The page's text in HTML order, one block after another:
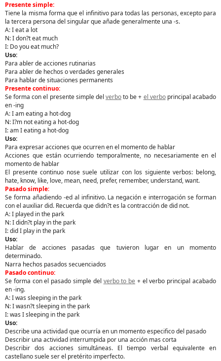
Presente simple:
Tiene la misma forma que el infinitivo para todas las personas, excepto para
la tercera persona del singular que añade generalmente una -s.
A: I eat a lot
N: I don?t eat much
I: Do you eat much?
Uso:
Para abler de acciones rutinarias
Para abler de hechos o verdades generales
Para hablar de situaciones permanents
Presente continuo:
Se forma con el presente simple del verboto be + el verboprincipal acabado
en -ing
A: I am eating a hot-dog
N: I?m not eating a hot-dog
I: am I eating a hot-dog
Uso:
Para expresar acciones que ocurren en el momento de hablar
Acciones que están ocurriendo temporalmente, no necesariamente en el
momento de hablar
El presente continuo nose suele utilizar con los siguiente verbos: belong,
hate, know, like, love, mean, need, prefer, remember, understand, want.
Pasado simple:
Se forma añadiendo -ed al infinitivo. La negación e interrogación se forman
con el auxiliar did. Recuerda que didn?t es la contracción de did not.
A: I played in the park
N: I didn?t play in the park
I: did I play in the park
Uso:
Hablar de acciones pasadas que tuvieron lugar en un momento
determinado.
Narra hechos pasados secuenciados
Pasado continuo:
Se forma con el pasado simple del verbo to be + el verbo principal acabado
en -ing.
A: I was sleeping in the park
N: I wasn?t sleeping in the park
I: was I sleeping in the park
Uso:
Describe una actividad que ocurría en un momento especifico del pasado
Describir una actividad interrumpida por una acción mas corta
Describir dos acciones simultáneas. El tiempo verbal equivalente en
castellano suele ser el pretérito imperfecto.